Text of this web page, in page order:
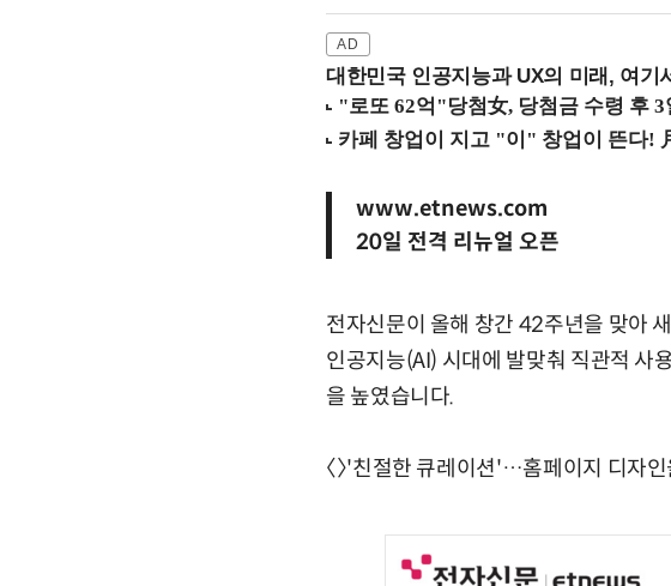
대한민국 인공지능과 UX의 미래, 여기
www.etnews.com
20일 전격 리뉴얼 오픈
전자신문이 올해 창간 42주년을 맞아
인공지능(AI) 시대에 발맞춰 직관적 사
을 높였습니다.
〈〉'친절한 큐레이션'…홈페이지 디자